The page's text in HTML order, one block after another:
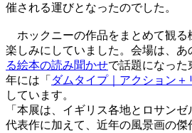
催される運びとなったのでした。
ホックニーの作品をまとめて観る
楽しみにしていました。会場は、あ
る絵本の読み聞かせで話題になった
年には「 ダムタイプ｜アクション＋
しています。
「本展は、イギリス各地とロサン
代表作に加えて、近年の風景画の